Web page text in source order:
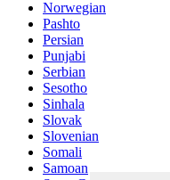
Norwegian
Pashto
Persian
Punjabi
Serbian
Sesotho
Sinhala
Slovak
Slovenian
Somali
Samoan